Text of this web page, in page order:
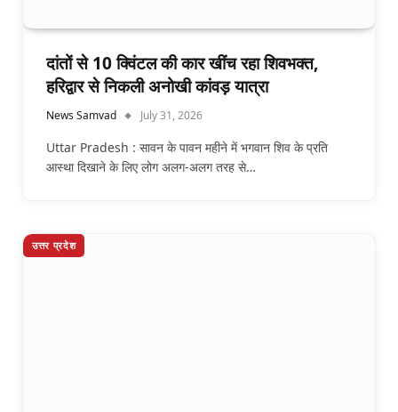
दांतों से 10 क्विंटल की कार खींच रहा शिवभक्त,
हरिद्वार से निकली अनोखी कांवड़ यात्रा
News Samvad July 31, 2026
Uttar Pradesh : सावन के पावन महीने में भगवान शिव के प्रति
आस्था दिखाने के लिए लोग अलग-अलग तरह से…
उत्तर प्रदेश